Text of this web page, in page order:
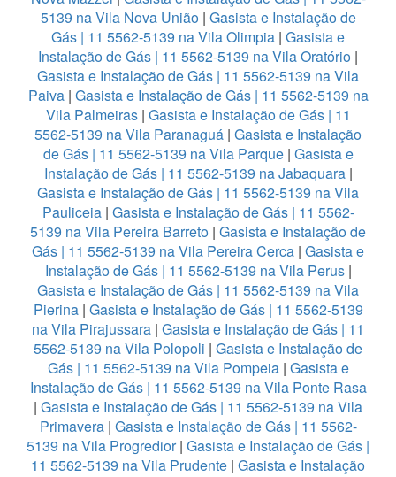
5139 na Vila Nova União| Gasista e Instalação de
Gás | 11 5562-5139 na Vila Olimpia | Gasista e
Instalação de Gás | 11 5562-5139 na Vila Oratório |
Gasista e Instalação de Gás | 11 5562-5139 na Vila
Paiva| Gasista e Instalação de Gás | 11 5562-5139 na
Vila Palmeiras| Gasista e Instalação de Gás | 11
5562-5139 na Vila Paranaguá | Gasista e Instalação
de Gás | 11 5562-5139 na Vila Parque| Gasista e
Instalação de Gás | 11 5562-5139 na Jabaquara|
Gasista e Instalação de Gás | 11 5562-5139 na Vila
Pauliceia| Gasista e Instalação de Gás | 11 5562-
5139 na Vila Pereira Barreto | Gasista e Instalação de
Gás | 11 5562-5139 na Vila Pereira Cerca | Gasista e
Instalação de Gás | 11 5562-5139 na Vila Perus|
Gasista e Instalação de Gás | 11 5562-5139 na Vila
Pierina| Gasista e Instalação de Gás | 11 5562-5139
na Vila Pirajussara | Gasista e Instalação de Gás | 11
5562-5139 na Vila Polopoli | Gasista e Instalação de
Gás | 11 5562-5139 na Vila Pompeia| Gasista e
Instalação de Gás | 11 5562-5139 na Vila Ponte Rasa
| Gasista e Instalação de Gás | 11 5562-5139 na Vila
Primavera| Gasista e Instalação de Gás | 11 5562-
5139 na Vila Progredior| Gasista e Instalação de Gás |
11 5562-5139 na Vila Prudente | Gasista e Instalação